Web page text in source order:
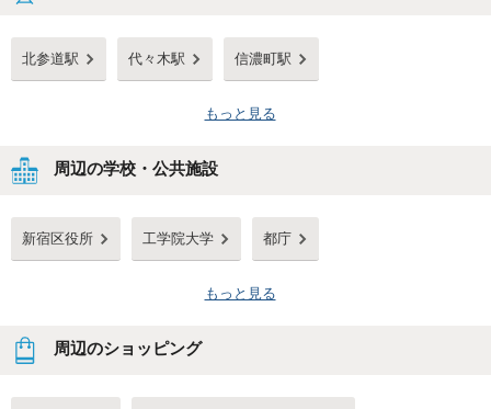
北参道駅 代々木駅 信濃町駅
もっと見る
周辺の学校・公共施設
新宿区役所 工学院大学 都庁
もっと見る
周辺のショッピング